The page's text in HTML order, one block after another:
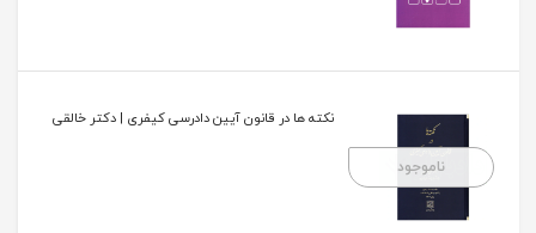
ناموجود
نکته ها در قانون آیین دادرسی کیفری | دکتر خالقی